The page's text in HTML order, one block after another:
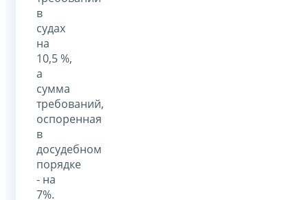
в
судах
на
10,5 %,
а
сумма
требований,
оспоренная
в
досудебном
порядке
- на
7%.